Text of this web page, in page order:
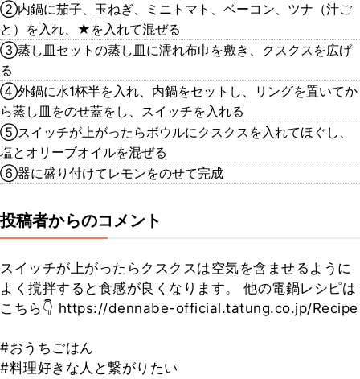
②内鍋に茄子、玉ねぎ、ミニトマト、ベーコン、ツナ（汁ご
と）を入れ、★を入れて混ぜる
③蒸し皿セットの蒸し皿に濡れ布巾を敷き、クスクスを広げ
る
④外鍋に水1杯半を入れ、内鍋をセットし、リングを置いてか
ら蒸し皿をのせ蓋をし、スイッチを入れる
⑤スイッチが上がったらボウルにクスクスを入れてほぐし、
塩とオリーブオイルを混ぜる
⑥器に盛り付けてレモンをのせて完成
投稿者からのコメント
スイッチが上がったらクスクスは空気を含ませるように
よく撹拌すると食感が良くなります。 他の電鍋レシピは
こちら👇 https://dennabe-official.tatung.co.jp/Recipe
#おうちごはん
#料理好きな人と繋がりたい